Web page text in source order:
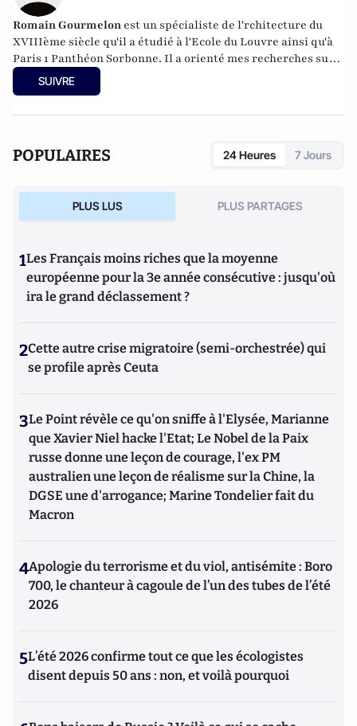
Romain Gourmelon est un spécialiste de l'rchitecture du
XVIIIème siècle qu'il a étudié à l'Ecole du Louvre ainsi qu'à
Paris 1 Panthéon Sorbonne. Il a orienté mes recherches sur
les travaux du lorrain Richard Mique, architecte de
Stanislas Leczinski, Marie Leczinska et Marie Antoinette.
SUIVRE
POPULAIRES 24 Heures 7 Jours
PLUS LUS PLUS PARTAGES
1Les Français moins riches que la moyenne
européenne pour la 3e année consécutive : jusqu'où
ira le grand déclassement ?
2Cette autre crise migratoire (semi-orchestrée) qui
se profile après Ceuta
3Le Point révèle ce qu'on sniffe à l'Elysée, Marianne
que Xavier Niel hacke l'Etat; Le Nobel de la Paix
russe donne une leçon de courage, l'ex PM
australien une leçon de réalisme sur la Chine, la
DGSE une d'arrogance; Marine Tondelier fait du
Macron
4Apologie du terrorisme et du viol, antisémite : Boro
700, le chanteur à cagoule de l’un des tubes de l’été
2026
5L’été 2026 confirme tout ce que les écologistes
disent depuis 50 ans : non, et voilà pourquoi